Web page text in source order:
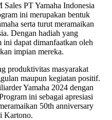
PT Yamaha Indonesia
ini merupakan bentuk
serta turut meramaikan
Dengan hadiah yang
ini dapat dimanfaatkan oleh
impian mereka.
produktivitas masyarakat
maupun kegiatan positif.
Yamaha 2024 dengan
ini sebagai apresiasi
50th anniversary
Kartono.